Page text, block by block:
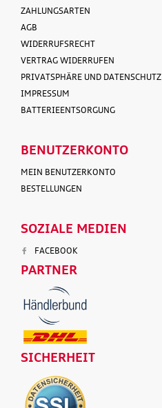
ZAHLUNGSARTEN
AGB
WIDERRUFSRECHT
VERTRAG WIDERRUFEN
PRIVATSPHÄRE UND DATENSCHUTZ
IMPRESSUM
BATTERIEENTSORGUNG
BENUTZERKONTO
MEIN BENUTZERKONTO
BESTELLUNGEN
SOZIALE MEDIEN
FACEBOOK
PARTNER
SICHERHEIT